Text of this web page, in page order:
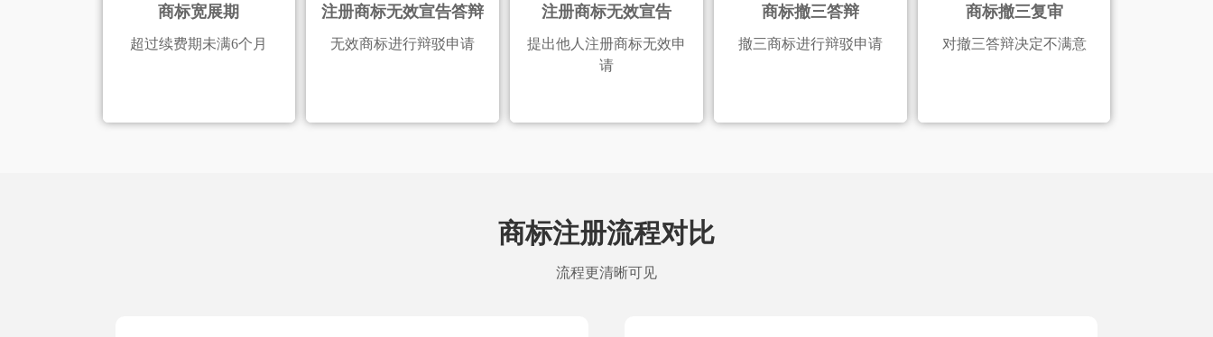
商标宽展期
超过续费期未满6个月
注册商标无效宣告答辩
无效商标进行辩驳申请
注册商标无效宣告
提出他人注册商标无效申
请
商标撤三答辩
撤三商标进行辩驳申请
商标撤三复审
对撤三答辩决定不满意
商标注册流程对比
流程更清晰可见